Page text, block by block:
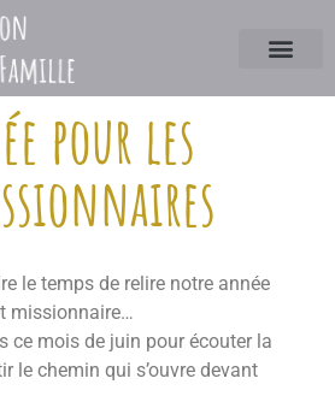
pour les
le temps de relire notre année
missionnaire…
ce mois de juin pour écouter la
le chemin qui s’ouvre devant